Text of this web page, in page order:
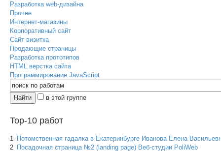
Разработка web-дизайна
Прочее
Интернет-магазины
Корпоративный сайт
Сайт визитка
Продающие страницы
Разработка прототипов
HTML верстка сайта
Программирование JavaScript
в этой группе
Top-10 работ
1 Потомственная гадалка в Екатеринбурге Иванова Елена
2 Посадочная страница №2 (landing page) Веб-студии PoliWeb